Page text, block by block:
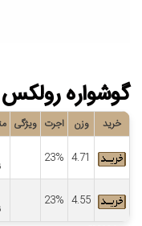
گوشواره
خرید وزن اجرت ویژگی
4.71
23%
4.55
23%